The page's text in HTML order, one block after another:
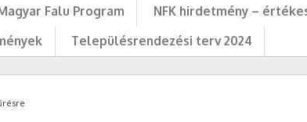
Falu Program NFK hirdetmény –
Településrendezési terv 2024